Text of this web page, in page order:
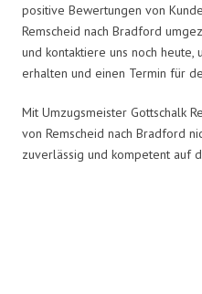
positive Bewertungen von
Remscheid nach Bradford
und kontaktiere uns noch
erhalten und einen Termin für
Mit Umzugsmeister Gottschalk
von Remscheid nach Bradford
zuverlässig und kompetent auf